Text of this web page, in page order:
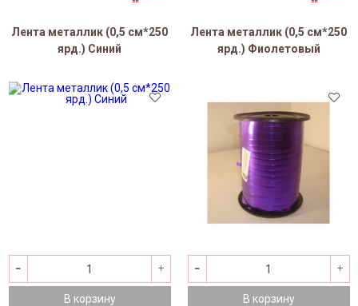
Лента металлик (0,5 см*250
ярд.) Синий
В корзину
Лента металлик (0,5 см*250
ярд.) Фиолетовый
В корзину